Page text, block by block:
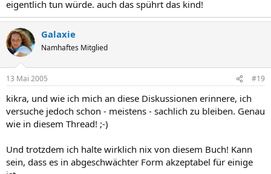
eigentlich tun würde. auch das spührt das kind!
Galaxie
Namhaftes Mitglied
13 Mai 2005 #19
kikra, und wie ich mich an diese Diskussionen erinnere, ich
versuche jedoch schon - meistens - sachlich zu bleiben. Genau
wie in diesem Thread! ;-)
Und trotzdem ich halte wirklich nix von diesem Buch! Kann
sein, dass es in abgeschwächter Form akzeptabel für einige